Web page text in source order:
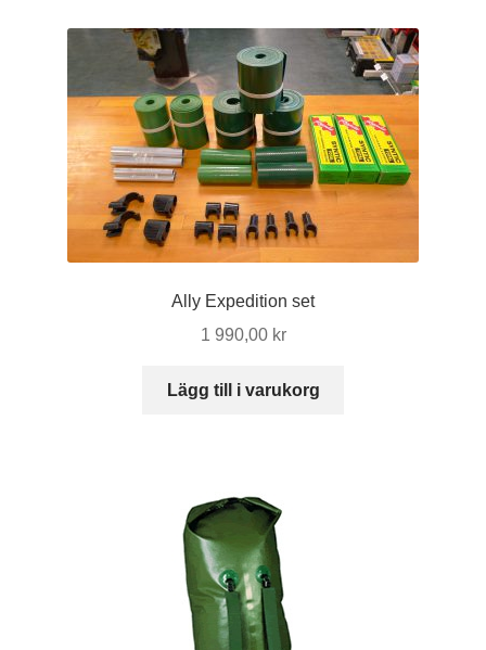
Ally Expedition set
1 990,00 kr
Lägg till i varukorg